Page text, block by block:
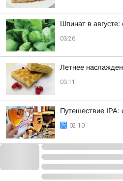
Шпинат в
03:26
Летнее
03:11
Путешествие IPA:
02:10